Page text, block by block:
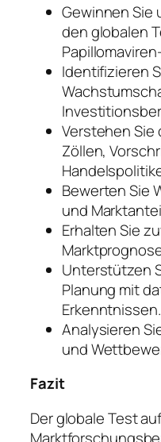
Gewinnen Sie
den globalen
Identifizieren
Verstehen Sie
Zöllen,
Bewerten Sie
und
Erhalten Sie
Unterstützen
Planung mit
Erkenntnissen.
Analysieren
und
Fazit
Der globale Test